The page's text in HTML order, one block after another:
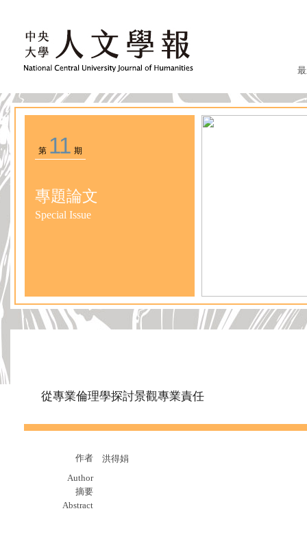
第 11期
專題論文
Special Issue
從專業倫理學探討景觀專業責任
作者
洪得娟
Author
摘要
Abstract